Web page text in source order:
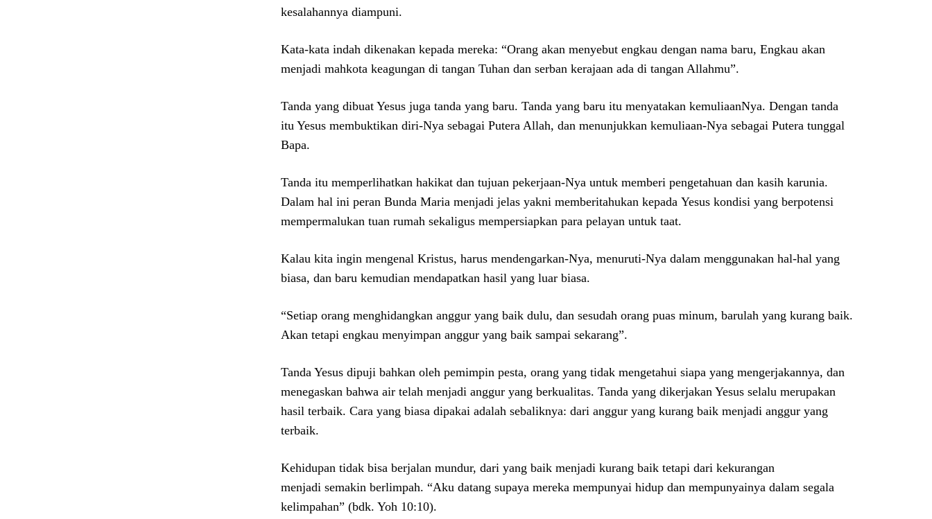
kesalahannya diampuni.
Kata-kata indah dikenakan kepada mereka: “Orang akan menyebut engkau dengan nama baru, Engkau akan
menjadi mahkota keagungan di tangan Tuhan dan serban kerajaan ada di tangan Allahmu”.
Tanda yang dibuat Yesus juga tanda yang baru. Tanda yang baru itu menyatakan kemuliaanNya. Dengan tanda
itu Yesus membuktikan diri-Nya sebagai Putera Allah, dan menunjukkan kemuliaan-Nya sebagai Putera tunggal
Bapa.
Tanda itu memperlihatkan hakikat dan tujuan pekerjaan-Nya untuk memberi pengetahuan dan kasih karunia.
Dalam hal ini peran Bunda Maria menjadi jelas yakni memberitahukan kepada Yesus kondisi yang berpotensi
mempermalukan tuan rumah sekaligus mempersiapkan para pelayan untuk taat.
Kalau kita ingin mengenal Kristus, harus mendengarkan-Nya, menuruti-Nya dalam menggunakan hal-hal yang
biasa, dan baru kemudian mendapatkan hasil yang luar biasa.
“Setiap orang menghidangkan anggur yang baik dulu, dan sesudah orang puas minum, barulah yang kurang baik.
Akan tetapi engkau menyimpan anggur yang baik sampai sekarang”.
Tanda Yesus dipuji bahkan oleh pemimpin pesta, orang yang tidak mengetahui siapa yang mengerjakannya, dan
menegaskan bahwa air telah menjadi anggur yang berkualitas. Tanda yang dikerjakan Yesus selalu merupakan
hasil terbaik. Cara yang biasa dipakai adalah sebaliknya: dari anggur yang kurang baik menjadi anggur yang
terbaik.
Kehidupan tidak bisa berjalan mundur, dari yang baik menjadi kurang baik tetapi dari kekurangan
menjadi semakin berlimpah. “Aku datang supaya mereka mempunyai hidup dan mempunyainya dalam segala
kelimpahan” (bdk. Yoh 10:10).